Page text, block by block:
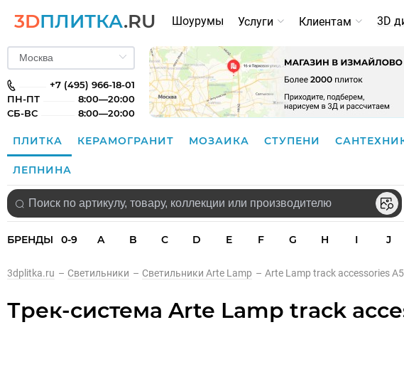
3DПЛИТКА.RU Шоурумы Услуги Клиентам 3D
+7 (495) 966-18-01
ПН-ПТ
8:00—20:00
СБ-ВС
8:00—20:00
ПЛИТКА КЕРАМОГРАНИТ МОЗАИКА СТУПЕНИ
ЛЕПНИНА
БРЕНДЫ 0-9 A B C D E F G H I J
3dplitka.ru – Светильники – Светильники Arte Lamp – Arte Lamp track accessories
Трек-система Arte Lamp track